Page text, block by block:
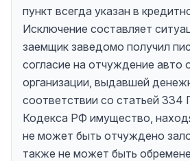
пункт всегда указан в
Исключение составляет
заемщик заведомо получил
согласие на отчуждение авто
организации, выдавшей
соответствии со статьей 334
Кодекса РФ имущество,
не может быть отчуждено
также не может быть